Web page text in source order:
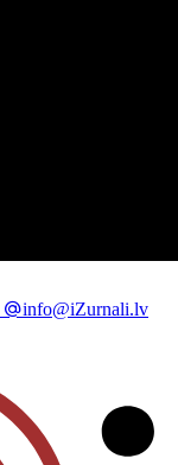
info@iZurnali.lv